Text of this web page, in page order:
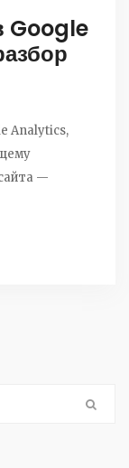
Google
Analytics,
—